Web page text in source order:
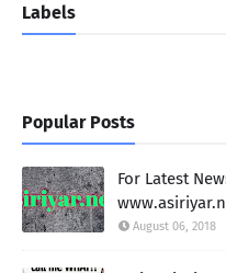
Labels
Popular Posts
For Latest
August 06, 2018